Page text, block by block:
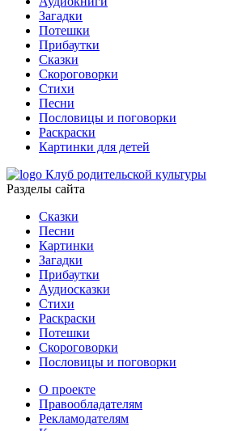
Загадки
Потешки
Прибаутки
Сказки
Скороговорки
Стихи
Песни
Пословицы и поговорки
Раскраски
Картинки для детей
Клуб родительской культуры
Разделы сайта
Сказки
Песни
Картинки
Загадки
Прибаутки
Аудиосказки
Стихи
Раскраски
Потешки
Скороговорки
Пословицы и поговорки
О проекте
Правообладателям
Рекламодателям